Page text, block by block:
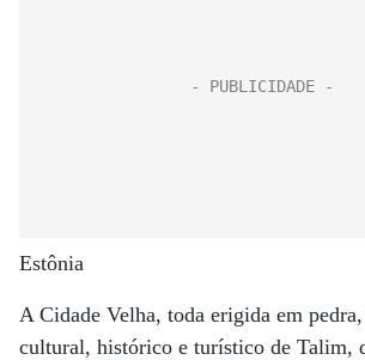
Estônia
A Cidade Velha, toda erigida em
cultural, histórico e turístico de Talim,